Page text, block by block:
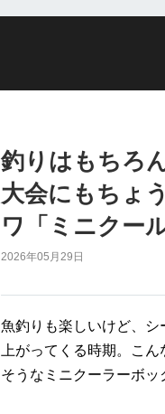
釣りはもちろ
大会にもちょ
ワ「ミニクール
2026年05月29日
魚釣りも楽しいけど、シ
上がってくる時期。こ
そうなミニクーラーボッ